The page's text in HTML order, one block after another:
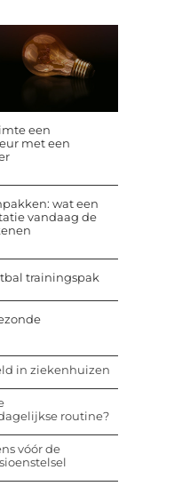
een
met een
wat een
vandaag de
trainingspak
in ziekenhuizen
routine?
vóór de